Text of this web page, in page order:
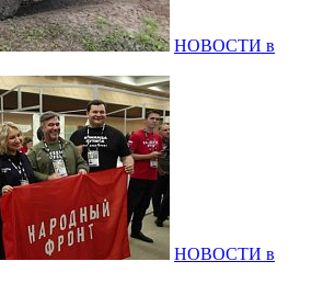
НОВОСТИ в
НОВОСТИ в